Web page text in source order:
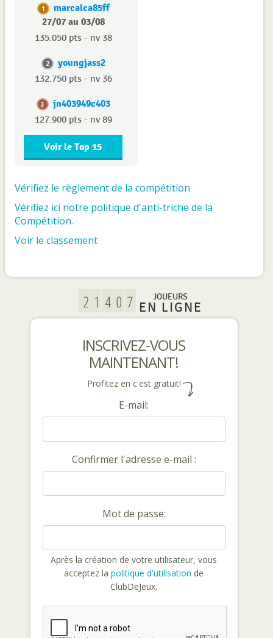
1
marcalca85ff
27/07 au 03/08
135.050 pts - nv 38
2 youngjass2
132.750 pts - nv 36
3 jn403949c403
127.900 pts - nv 89
Voir le Top 15
Vérifiez le règlement de la compétition
Vérifiez ici notre politique d'anti-triche de la
Compétition.
Voir le classement
JOUEURS
EN LIGNE
INSCRIVEZ-VOUS
MAINTENANT!
Profitez en c'est gratuit!
E-mail:
Confirmer l'adresse e-mail :
Mot de passe:
Après la création de votre utilisateur, vous
acceptez la politique d'utilisation de
ClubDeJeux.